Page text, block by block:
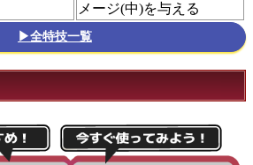
メージ(中)を与える
▶全特技一覧